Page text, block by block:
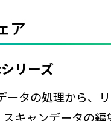
ア
リーズ
ータの処理から、